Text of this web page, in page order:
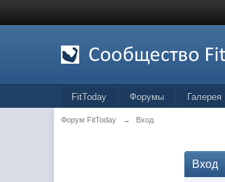
FitToday Форумы Галерея
Форум FitToday → Вход
Вход